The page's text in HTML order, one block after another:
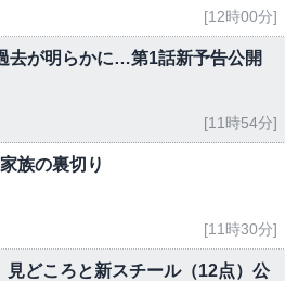
[12時00分]
去が明らかに…第1話新予告公開
[11時54分]
族の裏切り
[11時30分]
見どころと新スチール（12点）公